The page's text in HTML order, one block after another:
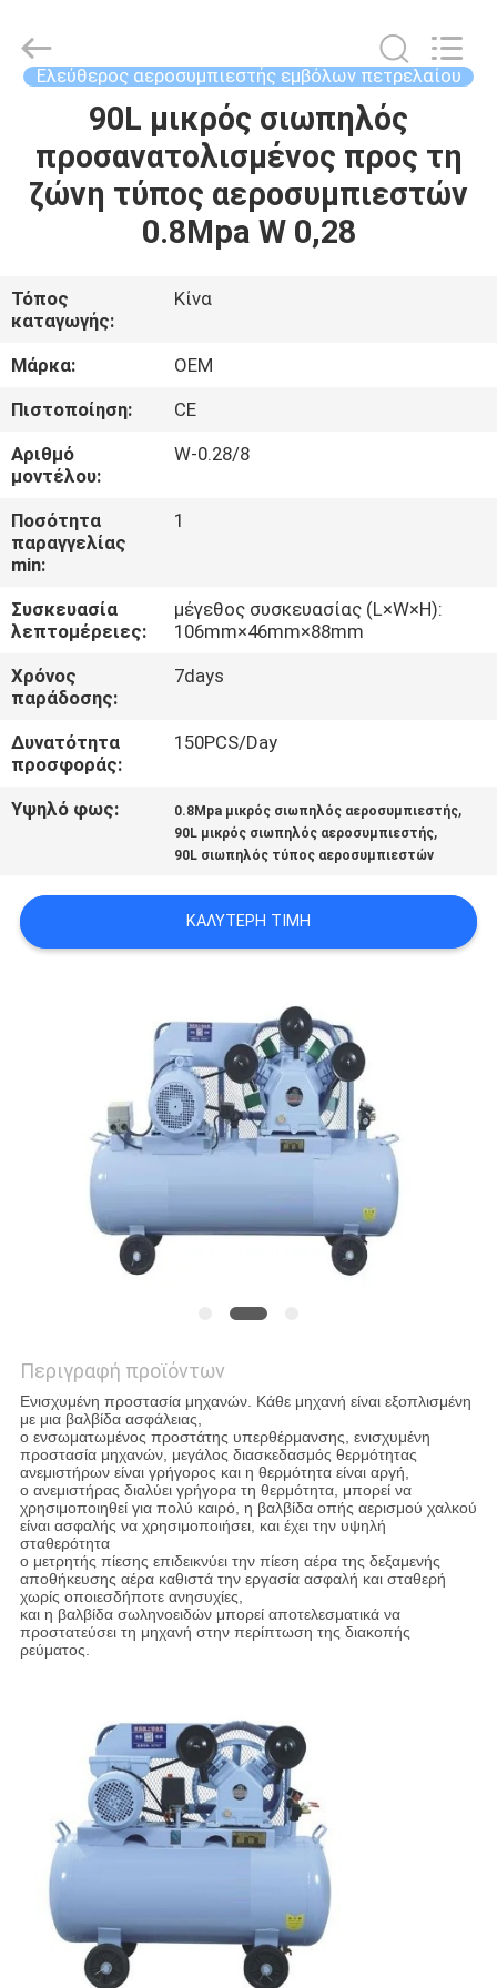
ΠΡΟΪΌΝΤΑ
ΜΕ
ΕΜΆΣ
ΕΠΙΣΚΈΨΕΙΣ
ΣΤΟ
ΕΡΓΟΣΤΆΣΙΟ
ΈΛΕΓΧΟΣ
ΕΠΙΚΟΙΝΩΝΉΣΤΕ
ΜΑΖΊ
ΜΑΣ
ΕΙΔΉΣΕΙΣ
ΖΗΤΉΣΤΕ
PRIVACY
POLICY
Machinery
Ελεύθερος αεροσυμπιεστής εμβόλων πετρελαίου
90L μικρός σιωπηλός
προσανατολισμένος προς τη
ζώνη τύπος αεροσυμπιεστών
0.8Mpa W 0,28
Τόπος
καταγωγής:
Κίνα
Μάρκα:
OEM
Πιστοποίηση:
CE
Αριθμό
μοντέλου:
W-0.28/8
Ποσότητα
παραγγελίας
min:
1
Συσκευασία
λεπτομέρειες:
μέγεθος συσκευασίας (L×W×H):
106mm×46mm×88mm
Χρόνος
παράδοσης:
7days
Δυνατότητα
προσφοράς:
150PCS/Day
Υψηλό φως: 0.8Mpa μικρός σιωπηλός αεροσυμπιεστής,
90L μικρός σιωπηλός αεροσυμπιεστής,
90L σιωπηλός τύπος αεροσυμπιεστών
ΚΑΛΎΤΕΡΗ ΤΙΜΉ
Περιγραφή προϊόντων
Ενισχυμένη προστασία μηχανών. Κάθε μηχανή είναι εξοπλισμένη
με μια βαλβίδα ασφάλειας,
ο ενσωματωμένος προστάτης υπερθέρμανσης, ενισχυμένη
προστασία μηχανών, μεγάλος διασκεδασμός θερμότητας
ανεμιστήρων είναι γρήγορος και η θερμότητα είναι αργή,
ο ανεμιστήρας διαλύει γρήγορα τη θερμότητα, μπορεί να
χρησιμοποιηθεί για πολύ καιρό, η βαλβίδα οπής αερισμού χαλκού
είναι ασφαλής να χρησιμοποιήσει, και έχει την υψηλή
σταθερότητα
ο μετρητής πίεσης επιδεικνύει την πίεση αέρα της δεξαμενής
αποθήκευσης αέρα καθιστά την εργασία ασφαλή και σταθερή
χωρίς οποιεσδήποτε ανησυχίες,
και η βαλβίδα σωληνοειδών μπορεί αποτελεσματικά να
προστατεύσει τη μηχανή στην περίπτωση της διακοπής
ρεύματος.